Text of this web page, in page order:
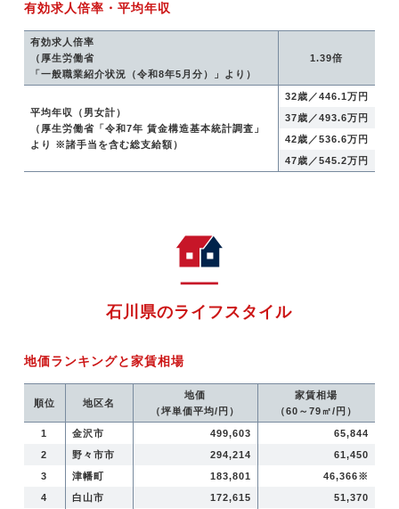
有効求人倍率・平均年収
有効求人倍率
（厚生労働省
「一般職業紹介状況（令和8年5月分）」より）
1.39倍
平均年収（男女計）
（厚生労働省「令和7年 賃金構造基本統計調査」
より ※諸手当を含む総支給額）
32歳／446.1万円
37歳／493.6万円
42歳／536.6万円
47歳／545.2万円
石川県のライフスタイル
地価ランキングと家賃相場
順位 地区名
地価
（坪単価平均/円）
家賃相場
（60～79㎡/円）
1 金沢市 499,603
65,844
2
野々市市 294,214
61,450
3
津幡町 183,801
46,366※
4
白山市 172,615 51,370